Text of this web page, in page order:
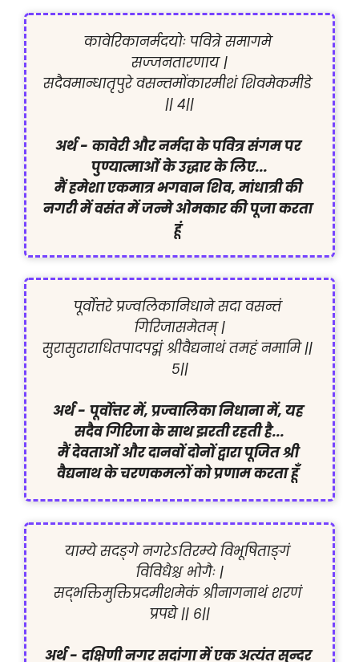
कावेरिकानर्मदयोः पवित्रे समागमे
सज्जनतारणाय |
सदैवमान्धातृपुरे वसन्तमोंकारमीशं शिवमेकमीडे
|| ४||
अर्थ - कावेरी और नर्मदा के पवित्र संगम पर
पुण्यात्माओं के उद्धार के लिए...
मैं हमेशा एकमात्र भगवान शिव, मांधात्री की
नगरी में वसंत में जन्मे ओमकार की पूजा करता
हूं
पूर्वोत्तरे प्रज्वलिकानिधाने सदा वसन्तं
गिरिजासमेतम् |
सुरासुराराधितपादपद्मं श्रीवैद्यनाथं तमहं नमामि ||
५||
अर्थ - पूर्वोत्तर में, प्रज्वालिका निधाना में, यह
सदैव गिरिजा के साथ झरती रहती है...
मैं देवताओं और दानवों दोनों द्वारा पूजित श्री
वैद्यनाथ के चरणकमलों को प्रणाम करता हूँ
याम्ये सदङ्गे नगरेऽतिरम्ये विभूषिताङ्गं
विविधैश्च भोगैः |
सद्भक्तिमुक्तिप्रदमीशमेकं श्रीनागनाथं शरणं
प्रपद्ये || ६||
अर्थ - दक्षिणी नगर सदांगा में एक अत्यंत सुन्दर